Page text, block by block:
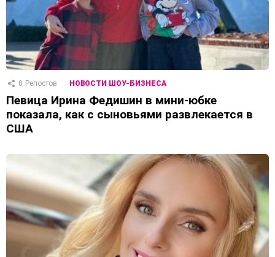
0 Репостов НОВОСТИ ШОУ-БИЗНЕСА
Певица Ирина Федишин в мини-юбке
показала, как с сыновьями развлекается в
США